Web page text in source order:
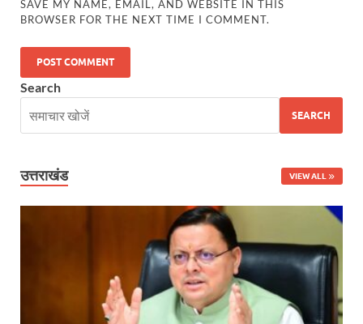
PANKHUDI Portal: पंखुड़ी पोर्टल का शुभारंभ,जानें क्या
Ram Mandir Control Room: राम मंदिर की सुरक्षा
CM Dhami Meeting With Nitin Gadkari: बैठक में
Kashi Volleyball Mahakumbh: काशी में होगा
National Highway Project: मुख्यमंत्री राज्य की
Vande Bharat Sleeper Train: वंदे भारत स्लीपर ट्रेन
SAVE MY NAME, EMAIL, AND WEBSITE IN THIS
BROWSER FOR THE NEXT TIME I COMMENT.
Search
SEARCH
उत्तराखंड VIEW ALL